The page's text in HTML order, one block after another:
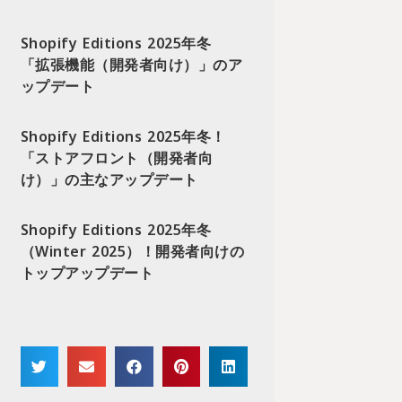
Shopify Editions 2025年冬
「拡張機能（開発者向け）」のア
ップデート
Shopify Editions 2025年冬！
「ストアフロント（開発者向
け）」の主なアップデート
Shopify Editions 2025年冬
（Winter 2025）！開発者向けの
トップアップデート